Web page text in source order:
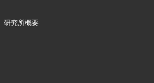
研究所概要